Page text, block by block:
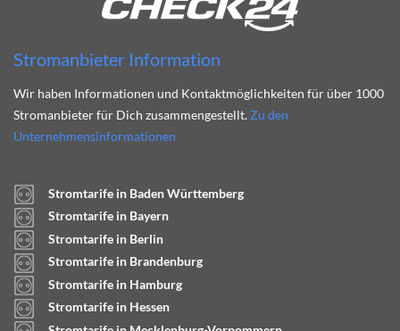
Stromanbieter Information
Wir haben Informationen und Kontaktmöglichkeiten für über 1000
Stromanbieter für Dich zusammengestellt. Zu den
Unternehmensinformationen
Stromtarife in Baden Württemberg
Stromtarife in Bayern
Stromtarife in Berlin
Stromtarife in Brandenburg
Stromtarife in Hamburg
Stromtarife in Hessen